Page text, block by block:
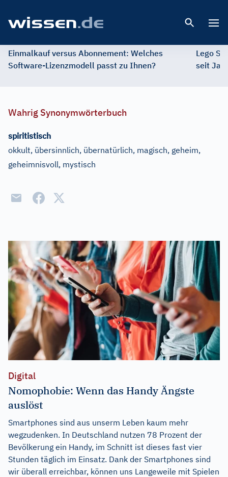
Einmalkauf versus Abonnement: Welches
Software-Lizenzmodell passt zu Ihnen?
Lego
seit
Wahrig Synonymwörterbuch
spiritistisch
okkult, übersinnlich, übernatürlich, magisch, geheim,
geheimnisvoll, mystisch
Digital
Nomophobie: Wenn das Handy Ängste
auslöst
Smartphones sind aus unserm Leben kaum mehr
wegzudenken. In Deutschland nutzen 78 Prozent der
Bevölkerung ein Handy, im Schnitt ist dieses fast vier
Stunden täglich im Einsatz. Dank der Smartphones sind
wir überall erreichbar, können uns Langeweile mit Spielen